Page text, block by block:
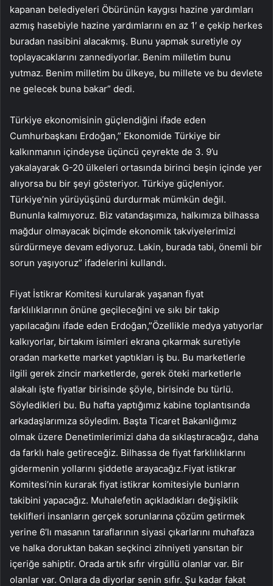
kapanan belediyeleri Öbürünün kaygısı hazine yardımları
azmış hasebiyle hazine yardımlarını en az 1′ e çekip herkes
buradan nasibini alacakmış. Bunu yapmak suretiyle oy
toplayacaklarını zannediyorlar. Benim milletim bunu
yutmaz. Benim milletim bu ülkeye, bu millete ve bu devlete
ne gelecek buna bakar” dedi.
Türkiye ekonomisinin güçlendiğini ifade eden
Cumhurbaşkanı Erdoğan,” Ekonomide Türkiye bir
kalkınmanın içindeyse üçüncü çeyrekte de 3. 9’u
yakalayarak G-20 ülkeleri ortasında birinci beşin içinde yer
alıyorsa bu bir şeyi gösteriyor. Türkiye güçleniyor.
Türkiye’nin yürüyüşünü durdurmak mümkün değil.
Bununla kalmıyoruz. Biz vatandaşımıza, halkımıza bilhassa
mağdur olmayacak biçimde ekonomik takviyelerimizi
sürdürmeye devam ediyoruz. Lakin, burada tabi, önemli bir
sorun yaşıyoruz” ifadelerini kullandı.
Fiyat İstikrar Komitesi kurularak yaşanan fiyat
farklılıklarının önüne geçileceğini ve sıkı bir takip
yapılacağını ifade eden Erdoğan,”Özellikle medya yatıyorlar
kalkıyorlar, birtakım isimleri ekrana çıkarmak suretiyle
oradan markette market yaptıkları iş bu. Bu marketlerle
ilgili gerek zincir marketlerde, gerek öteki marketlerle
alakalı işte fiyatlar birisinde şöyle, birisinde bu türlü.
Söyledikleri bu. Bu hafta yaptığımız kabine toplantısında
arkadaşlarımıza söyledim. Başta Ticaret Bakanlığımız
olmak üzere Denetimlerimizi daha da sıklaştıracağız, daha
da farklı hale getireceğiz. Bilhassa de fiyat farklılıklarını
gidermenin yollarını şiddetle arayacağız.Fiyat istikrar
Komitesi’nin kurarak fiyat istikrar komitesiyle bunların
takibini yapacağız. Muhalefetin açıkladıkları değişiklik
teklifleri insanların gerçek sorunlarına çözüm getirmek
yerine 6’lı masanın taraflarının siyasi çıkarlarını muhafaza
ve halka doruktan bakan seçkinci zihniyeti yansıtan bir
içeriğe sahiptir. Orada artık sıfır virgüllü olanlar var. Bir
olanlar var. Onlara da diyorlar senin sıfır. Şu kadar fakat